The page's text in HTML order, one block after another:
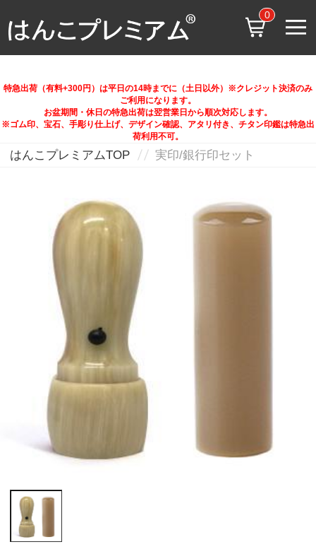
0
特急出荷（有料+300円）は平日の14時までに（土日以外）※クレジット決済のみ
ご利用になります。
お盆期間・休日の特急出荷は翌営業日から順次対応します。
※ゴム印、宝石、手彫り仕上げ、デザイン確認、アタリ付き、チタン印鑑は特急出
荷利用不可。
はんこプレミアムTOP 実印/銀行印セット